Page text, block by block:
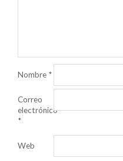
Nombre *
Correo
electrónico
*
Web